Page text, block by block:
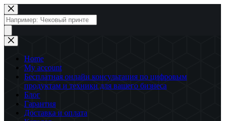
Перейти
к
сути
Поиск
товаров
Home
My account
Бесплатная онлайн консультация по цифровым
продуктам и техники для вашего бизнеса
Блог
Гарантия
Доставка и оплата